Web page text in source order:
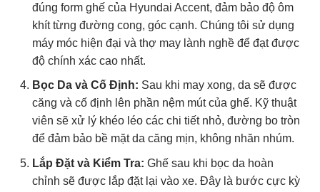
đúng form ghế của Hyundai Accent, đảm bảo độ ôm
khít từng đường cong, góc cạnh. Chúng tôi sử dụng
máy móc hiện đại và thợ may lành nghề để đạt được
độ chính xác cao nhất.
Bọc Da và Cố Định: Sau khi may xong, da sẽ được
căng và cố định lên phần nệm mút của ghế. Kỹ thuật
viên sẽ xử lý khéo léo các chi tiết nhỏ, đường bo tròn
để đảm bảo bề mặt da căng mịn, không nhăn nhúm.
Lắp Đặt và Kiểm Tra: Ghế sau khi bọc da hoàn
chỉnh sẽ được lắp đặt lại vào xe. Đây là bước cực kỳ